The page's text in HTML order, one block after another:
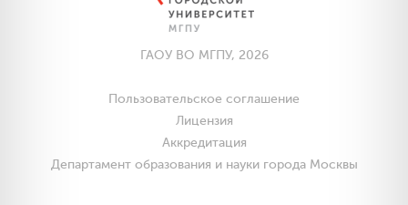
ГАОУ ВО МГПУ, 2026
Пользовательское соглашение
Лицензия
Аккредитация
Департамент образования и науки города Москвы